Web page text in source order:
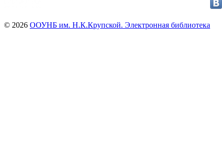
© 2026 ООУНБ им. Н.К.Крупской. Электронная библиотека